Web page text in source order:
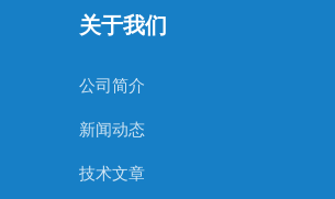
关于我们
公司简介
新闻动态
技术文章